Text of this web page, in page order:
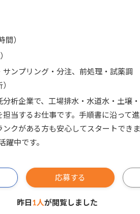
）
ンプリング・分注、前処理・試薬調
析企業で、工場排水・水道水・土壌・
当するお仕事です。手順書に沿って進
クがある方も安心してスタートできま
躍中です。
応募する
昨日1人が閲覧しました